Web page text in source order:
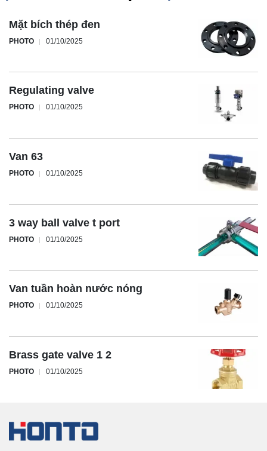
Mặt bích thép đen
PHOTO 01/10/2025
Regulating valve
PHOTO 01/10/2025
Van 63
PHOTO 01/10/2025
3 way ball valve t port
PHOTO 01/10/2025
Van tuần hoàn nước nóng
PHOTO 01/10/2025
Brass gate valve 1 2
PHOTO 01/10/2025